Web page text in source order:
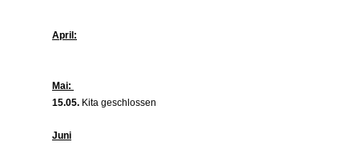
April:
Mai:
15.05. Kita geschlossen
Juni